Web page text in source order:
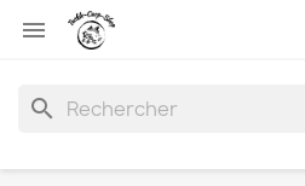

search